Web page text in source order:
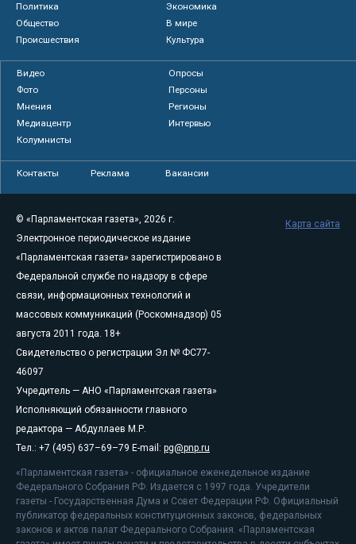
Политика
Экономика
Общество
В мире
Происшествия
Культура
Видео
Опросы
Фото
Персоны
Мнения
Регионы
Медиацентр
Интервью
Колумнисты
Контакты Реклама Вакансии
© «Парламентская газета», 2026 г.
Электронное периодическое издание
«Парламентская газета» зарегистрировано в
Федеральной службе по надзору в сфере
связи, информационных технологий и
массовых коммуникаций (Роскомнадзор) 05
августа 2011 года. 18+
Свидетельство о регистрации Эл № ФС77-
46097
Учредитель — АНО «Парламентская газета»
Исполняющий обязанности главного
редактора — Абдуллаев М.Р.
Тел.: +7 (495) 637–69–79 E-mail: pg@pnp.ru
«Парламентская газета» - официальное еженедельное издание
Федерального Собрания РФ. Издается с 1997 года. Учредители
газеты - Государственная Дума и Совет Федерации РФ. Официальный
публикатор федеральных конституционных законов, федеральных
законов и актов палат Федерального Собрания. «Парламентская
Карта сайта